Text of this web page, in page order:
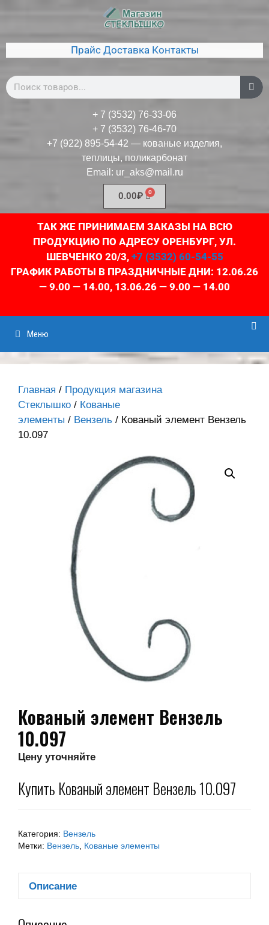
Прайс Доставка Контакты
+ 7 (3532) 76-33-06
+ 7 (3532) 76-46-70
+7 (922) 895-54-42 — кованые изделия,
теплицы, поликарбонат
Email: ur_aks@mail.ru
0.00₽
ТАК ЖЕ ПРИНИМАЕМ ЗАКАЗЫ НА ВСЮ
ПРОДУКЦИЮ ПО АДРЕСУ ОРЕНБУРГ, УЛ.
ШЕВЧЕНКО 20/3, +7 (3532) 60-54-55
ГРАФИК РАБОТЫ В ПРАЗДНИЧНЫЕ ДНИ: 12.06.26
— 9.00 — 14.00, 13.06.26 — 9.00 — 14.00
Меню
Главная / Продукция магазина
Стеклышко / Кованые
элементы / Вензель / Кованый элемент Вензель
10.097
Кованый элемент Вензель
10.097
Цену уточняйте
Купить Кованый элемент Вензель 10.097
Категория: Вензель
Метки: Вензель, Кованые элементы
Описание